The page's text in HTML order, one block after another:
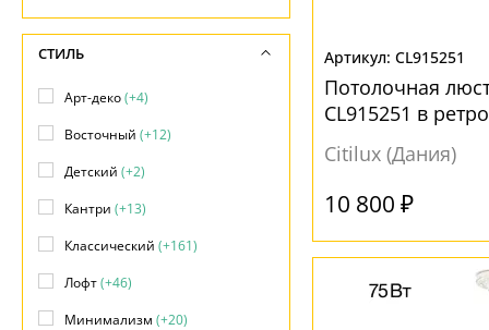
CL915251
Потолочная
CL915251 в
Citilux (Дания)
10 800 ₽
СТИЛЬ
Арт-деко(+4)
Восточный (+12)
Детский (+2)
Кантри (+13)
Классический (+161)
Лофт(+46)
Минимализм (+20)